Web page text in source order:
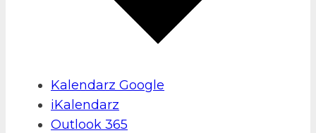
Kalendarz Google
iKalendarz
Outlook 365